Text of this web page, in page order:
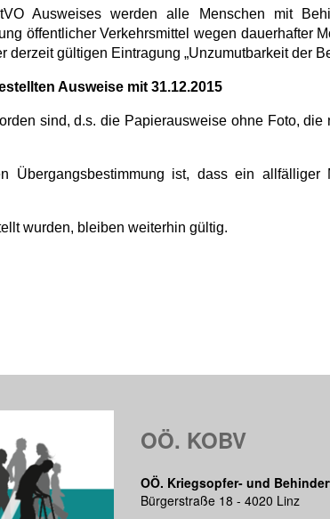
Ausweises werden alle Menschen mit
öffentlicher Verkehrsmittel wegen dauerhafter
gültigen Eintragung „Unzumutbarkeit der
Ausweise mit 31.12.2015
sind, d.s. die Papierausweise ohne Foto,
Übergangsbestimmung ist, dass ein allfälliger
wurden, bleiben weiterhin gültig.
OÖ. KOBV
OÖ. Kriegsopfer- und
Bürgerstraße 18 - 4020 Linz